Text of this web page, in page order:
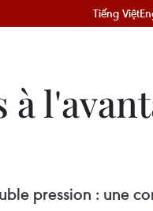
Tiếng Việt
pression : une